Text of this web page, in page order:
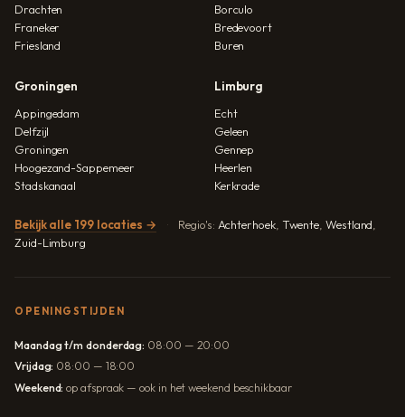
Drachten
Franeker
Friesland
Borculo
Bredevoort
Buren
Groningen
Appingedam
Delfzijl
Groningen
Hoogezand-Sappemeer
Stadskanaal
Limburg
Echt
Geleen
Gennep
Heerlen
Kerkrade
Bekijk alle 199 locaties → Regio's: Achterhoek, Twente Westland
Zuid-Limburg
OPENINGSTIJDEN
Maandag t/m donderdag: 08:00 — 20:00
Vrijdag: 08:00 — 18:00
Weekend: op afspraak — ook in het weekend beschikbaar